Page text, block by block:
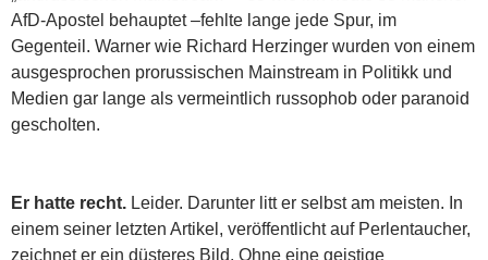
AfD-Apostel behauptet –fehlte lange jede Spur, im
Gegenteil. Warner wie Richard Herzinger wurden von einem
ausgesprochen prorussischen Mainstream in Politikk und
Medien gar lange als vermeintlich russophob oder paranoid
gescholten.
Er hatte recht. Leider. Darunter litt er selbst am meisten. In
einem seiner letzten Artikel, veröffentlicht auf Perlentaucher,
zeichnet er ein düsteres Bild. Ohne eine geistige